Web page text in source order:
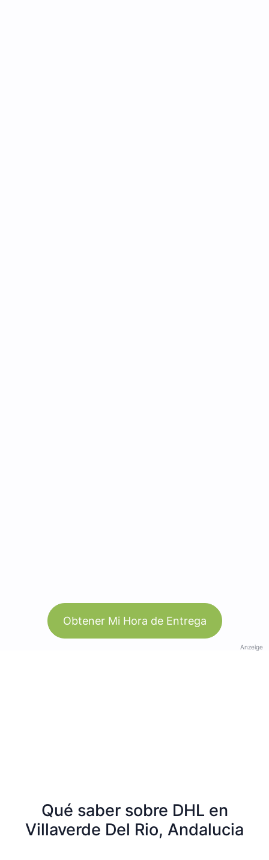
Obtener Mi Hora de Entrega
Anzeige
Qué saber sobre DHL en
Villaverde Del Rio, Andalucia